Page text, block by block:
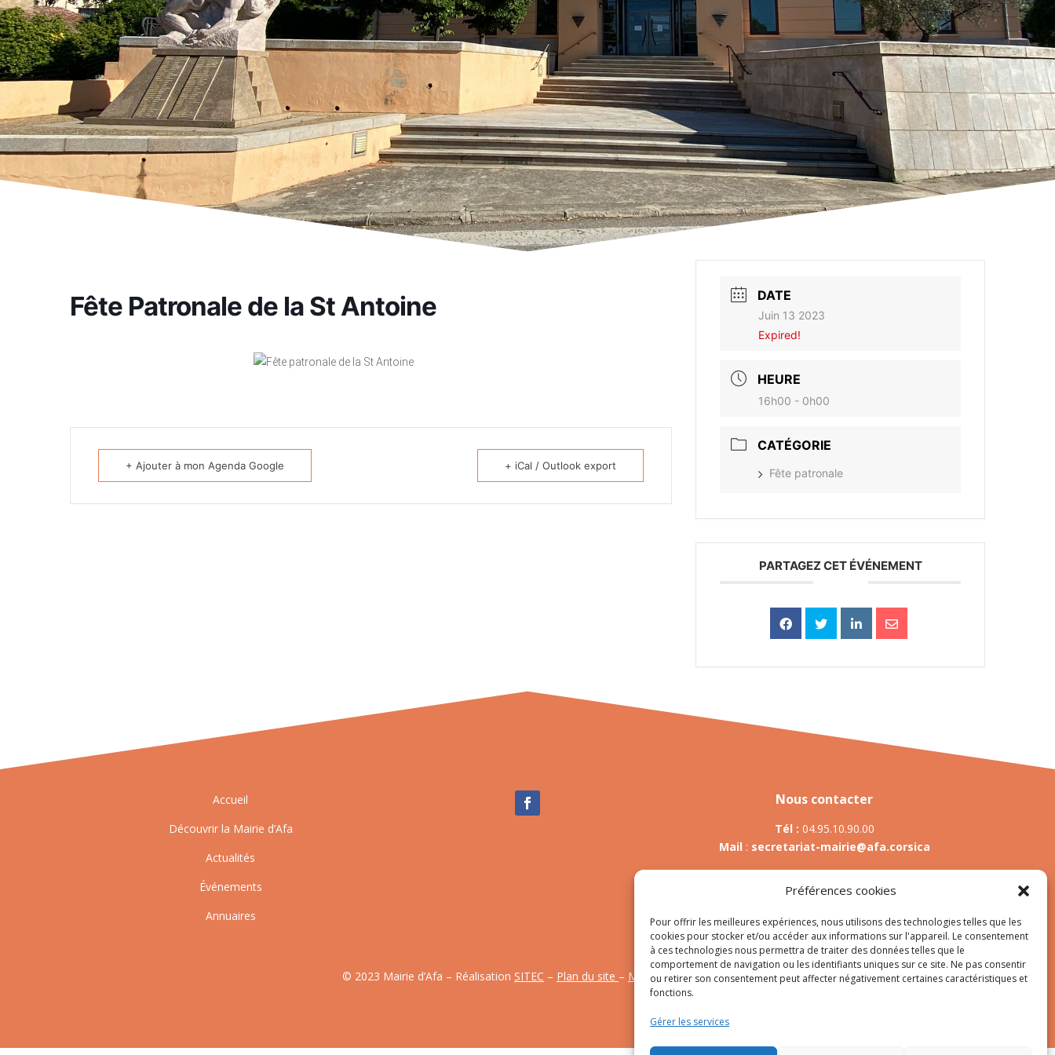
Préférences cookies
Pour offrir les meilleures expériences, nous utilisons des technologies telles que les
cookies pour stocker et/ou accéder aux informations sur l'appareil. Le consentement
à ces technologies nous permettra de traiter des données telles que le
comportement de navigation ou les identifiants uniques sur ce site. Ne pas consentir
ou retirer son consentement peut affecter négativement certaines caractéristiques et
fonctions.
Gérer les services
Fête Patronale de la St Antoine
+ Ajouter à mon Agenda Google + iCal / Outlook export
DATE
Juin 13 2023
Expired!
HEURE
16h00 - 0h00
CATÉGORIE
Fête patronale
PARTAGEZ CET ÉVÉNEMENT
Accueil
Découvrir la Mairie d’Afa
Actualités
Événements
Annuaires
Nous contacter
Tél : 04.95.10.90.00
Mail : secretariat-mairie@afa.corsica
785 Strada d’Afà – Merria 20167 Afa
© 2023 Mairie d’Afa – Réalisation SITEC – Plan du site – Mention Légales